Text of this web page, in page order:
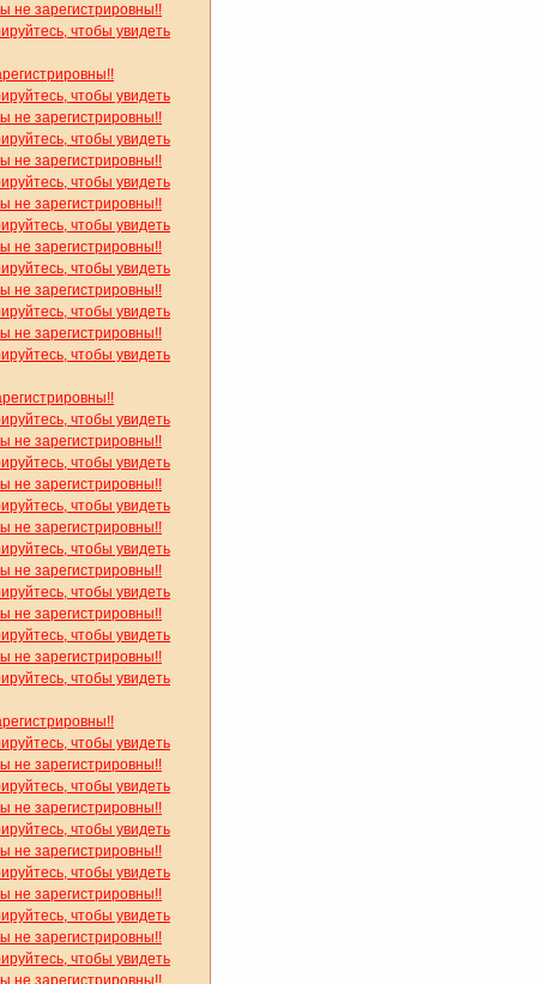
не зарегистрировны!!
чтобы увидеть
чтобы увидеть
не зарегистрировны!!
чтобы увидеть
не зарегистрировны!!
чтобы увидеть
не зарегистрировны!!
чтобы увидеть
не зарегистрировны!!
чтобы увидеть
не зарегистрировны!!
чтобы увидеть
не зарегистрировны!!
чтобы увидеть
чтобы увидеть
не зарегистрировны!!
чтобы увидеть
не зарегистрировны!!
чтобы увидеть
не зарегистрировны!!
чтобы увидеть
не зарегистрировны!!
чтобы увидеть
не зарегистрировны!!
чтобы увидеть
не зарегистрировны!!
чтобы увидеть
чтобы увидеть
не зарегистрировны!!
чтобы увидеть
не зарегистрировны!!
чтобы увидеть
не зарегистрировны!!
чтобы увидеть
не зарегистрировны!!
чтобы увидеть
не зарегистрировны!!
чтобы увидеть